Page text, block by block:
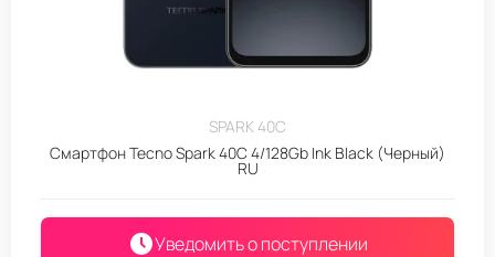
SPARK 40C
Смартфон Tecno Spark 40C 4/128Gb Ink Black (Черный)
RU
Уведомить о поступлении